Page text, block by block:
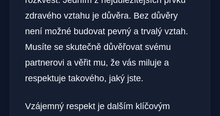
zdravého vztahu je důvěra. Bez důvěry
není možné budovat pevný a trvalý vztah.
Musíte se skutečně důvěřovat svému
partnerovi a věřit mu, že vás miluje a
respektuje takového, jaký jste.
Vzájemný respekt je dalším klíčovým